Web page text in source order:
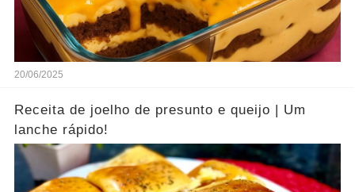
20/06/2025
Receita de joelho de presunto e queijo | Um
lanche rápido!